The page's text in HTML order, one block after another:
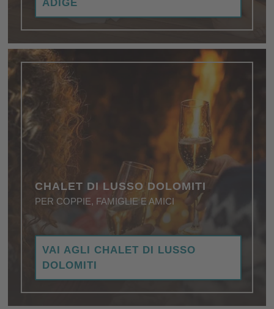
qualità.
ADIGE
CHALET DI LUSSO DOLOMITI
PER COPPIE, FAMIGLIE E AMICI
speciale, dove lusso e natura spettacolare sono i
protagonisti assoluti …
VAI AGLI CHALET DI LUSSO
DOLOMITI